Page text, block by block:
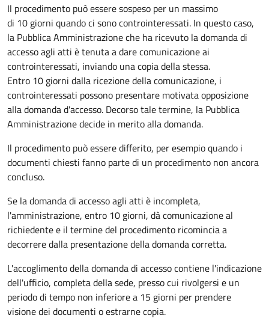
Il procedimento può essere sospeso per un massimo
di 10 giorni quando ci sono controinteressati. In questo caso,
la Pubblica Amministrazione che ha ricevuto la domanda di
accesso agli atti è tenuta a dare comunicazione ai
controinteressati, inviando una copia della stessa.
Entro 10 giorni dalla ricezione della comunicazione, i
controinteressati possono presentare motivata opposizione
alla domanda d'accesso. Decorso tale termine, la Pubblica
Amministrazione decide in merito alla domanda.
Il procedimento può essere differito, per esempio quando i
documenti chiesti fanno parte di un procedimento non ancora
concluso.
Se la domanda di accesso agli atti è incompleta,
l'amministrazione, entro 10 giorni, dà comunicazione al
richiedente e il termine del procedimento ricomincia a
decorrere dalla presentazione della domanda corretta.
L'accoglimento della domanda di accesso contiene l'indicazione
dell'ufficio, completa della sede, presso cui rivolgersi e un
periodo di tempo non inferiore a 15 giorni per prendere
visione dei documenti o estrarne copia.